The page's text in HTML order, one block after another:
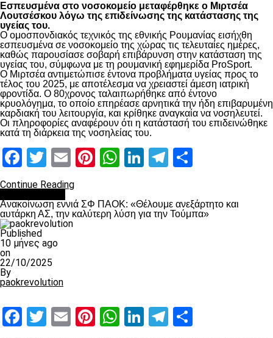
Εσπευσμένα στο νοσοκομείο μεταφέρθηκε ο Μιρτσέα
Λουτσέσκου λόγω της επιδείνωσης της κατάστασης της
υγείας του.
Ο ομοσπονδιακός τεχνικός της εθνικής Ρουμανίας εισήχθη
εσπευσμένα σε νοσοκομείο της χώρας τις τελευταίες ημέρες,
καθώς παρουσίασε σοβαρή επιβάρυνση στην κατάσταση της
υγείας του, σύμφωνα με τη ρουμανική εφημερίδα ProSport.
Ο Μιρτσέα αντιμετώπισε έντονα προβλήματα υγείας προς το
τέλος του 2025, με αποτέλεσμα να χρειαστεί άμεση ιατρική
φροντίδα. Ο 80χρονος ταλαιπωρήθηκε από έντονο
κρυολόγημα, το οποίο επηρέασε αρνητικά την ήδη επιβαρυμένη
καρδιακή του λειτουργία, και κρίθηκε αναγκαία να νοσηλευτεί.
Οι πληροφορίες αναφέρουν ότι η κατάστασή του επιδεινώθηκε
κατά τη διάρκεια της νοσηλείας του.
Facebook
Twitter
EmailPinterest
WhatsApp
LinkedIn
Telegram
Continue Reading
Ανακοίνωση εννιά ΣΦ ΠΑΟΚ: «Θέλουμε ανεξάρτητο και
αυτάρκη ΑΣ, την καλύτερη λύση για την Τούμπα»
Published
10 μήνες ago
on
22/10/2025
By
paokrevolution
Facebook
Twitter
EmailPinterest
WhatsApp
LinkedIn
Telegram